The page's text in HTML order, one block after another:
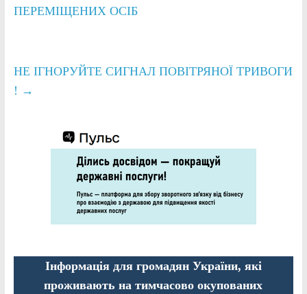
ПЕРЕМІЩЕНИХ ОСІБ
НЕ ІГНОРУЙТЕ СИГНАЛ ПОВІТРЯНОЇ ТРИВОГИ
! →
Інформація для громадян України, які
проживають на тимчасово окупованих